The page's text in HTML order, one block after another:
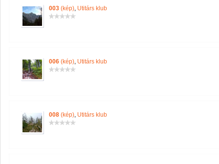
003 (kép), Utitárs klub
006 (kép), Utitárs klub
008 (kép), Utitárs klub